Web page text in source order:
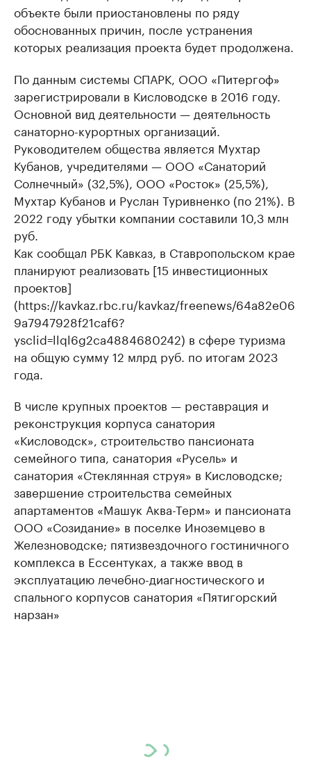
объекте были приостановлены по ряду
обоснованных причин, после устранения
которых реализация проекта будет продолжена.
По данным системы СПАРК, ООО «Питергоф»
зарегистрировали в Кисловодске в 2016 году.
Основной вид деятельности — деятельность
санаторно-курортных организаций.
Руководителем общества является Мухтар
Кубанов, учредителями — ООО «Санаторий
Солнечный» (32,5%), ООО «Росток» (25,5%),
Мухтар Кубанов и Руслан Туривненко (по 21%). В
2022 году убытки компании составили 10,3 млн
руб.
Как сообщал РБК Кавказ, в Ставропольском крае
планируют реализовать [15 инвестиционных
проектов]
(https://kavkaz.rbc.ru/kavkaz/freenews/64a82e06
9a7947928f21caf6?
ysclid=llql6g2ca4884680242) в сфере туризма
на общую сумму 12 млрд руб. по итогам 2023
года.
В числе крупных проектов — реставрация и
реконструкция корпуса санатория
«Кисловодск», строительство пансионата
семейного типа, санатория «Русель» и
санатория «Стеклянная струя» в Кисловодске;
завершение строительства семейных
апартаментов «Машук Аква-Терм» и пансионата
ООО «Созидание» в поселке Иноземцево в
Железноводске; пятизвездочного гостиничного
комплекса в Ессентуках, а также ввод в
эксплуатацию лечебно-диагностического и
спального корпусов санатория «Пятигорский
нарзан»